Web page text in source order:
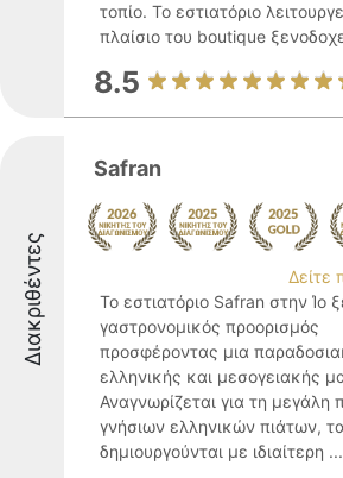
τοπίο. Το εστιατόριο
πλαίσιο του boutique
8.5
Διακριθέντες
Safran
Δείτε
Το εστιατόριο Safran στην Ίο
γαστρονομικός προορισμός
προσφέροντας μια
ελληνικής και μεσογειακής
Αναγνωρίζεται για τη μεγάλη
γνήσιων ελληνικών πιάτων,
δημιουργούνται με ιδιαίτερη ...